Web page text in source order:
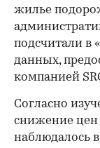
жилье
подсчитали в
данных,
компанией
Согласно
снижение
наблюдалось